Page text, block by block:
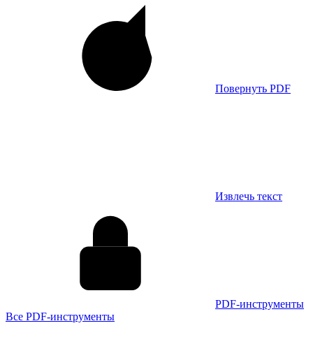
Повернуть PDF
Извлечь текст
PDF-инструменты
Все PDF-инструменты